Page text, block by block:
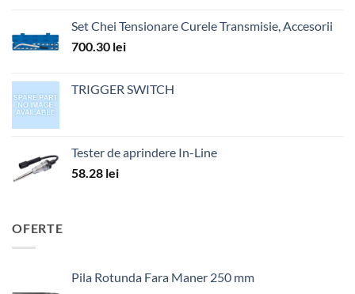
Set Chei Tensionare Curele Transmisie, Accesorii
700.30 lei
TRIGGER SWITCH
Tester de aprindere In-Line
58.28 lei
OFERTE
Pila Rotunda Fara Maner 250 mm